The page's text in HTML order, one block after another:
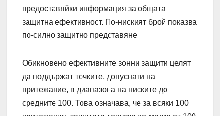
предоставяйки информация за общата
защитна ефективност. По-ниският брой показва
по-силно защитно представяне.
Обикновено ефективните зонни защити целят
да поддържат точките, допуснати на
притежание, в диапазона на ниските до
средните 100. Това означава, че за всяки 100